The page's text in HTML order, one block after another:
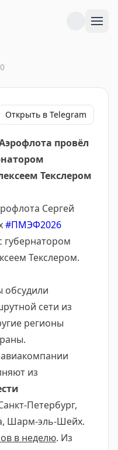
Открыть в Telegram
провёл
Текслером
Сергей
#ПМЭФ2026
губернатором
Текслером.
обсудили
сети из
регионы
из
Петербург,
Шарм-эль-Шейх.
в неделю. Из